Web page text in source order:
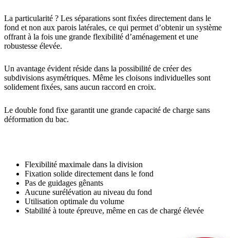
La particularité ? Les séparations sont fixées directement dans le
fond et non aux parois latérales, ce qui permet d’obtenir un système
offrant à la fois une grande flexibilité d’aménagement et une
robustesse élevée.
Un avantage évident réside dans la possibilité de créer des
subdivisions asymétriques. Même les cloisons individuelles sont
solidement fixées, sans aucun raccord en croix.
Le double fond fixe garantit une grande capacité de charge sans
déformation du bac.
Flexibilité maximale dans la division
Fixation solide directement dans le fond
Pas de guidages gênants
Aucune surélévation au niveau du fond
Utilisation optimale du volume
Stabilité à toute épreuve, même en cas de chargé élevée